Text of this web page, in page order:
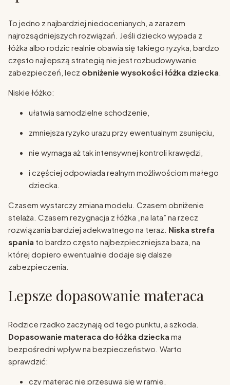
To jedno z najbardziej niedocenianych, a zarazem
najrozsądniejszych rozwiązań. Jeśli dziecko wypada z
łóżka albo rodzic realnie obawia się takiego ryzyka, bardzo
często najlepszą strategią nie jest rozbudowywanie
zabezpieczeń, lecz obniżenie wysokości łóżka dziecka
Niskie łóżko:
ułatwia samodzielne schodzenie,
zmniejsza ryzyko urazu przy ewentualnym zsunięciu,
nie wymaga aż tak intensywnej kontroli krawędzi,
i częściej odpowiada realnym możliwościom małego
dziecka.
Czasem wystarczy zmiana modelu. Czasem obniżenie
stelaża. Czasem rezygnacja z łóżka „na lata” na rzecz
rozwiązania bardziej adekwatnego na teraz. Niska strefa
spania to bardzo często najbezpieczniejsza baza, na
której dopiero ewentualnie dodaje się dalsze
zabezpieczenia.
Lepsze dopasowanie materaca
Rodzice rzadko zaczynają od tego punktu, a szkoda.
Dopasowanie materaca do łóżka dziecka ma
bezpośredni wpływ na bezpieczeństwo. Warto
sprawdzić:
czy materac nie przesuwa się w ramie,